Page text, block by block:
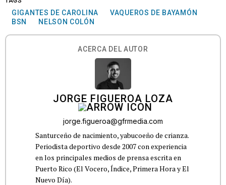
GIGANTES DE CAROLINA
VAQUEROS DE BAYAMÓN
BSN
NELSON COLÓN
ACERCA DEL AUTOR
JORGE FIGUEROA LOZA
jorge.figueroa@gfrmedia.com
Santurceño de nacimiento, yabucoeño de crianza.
Periodista deportivo desde 2007 con experiencia
en los principales medios de prensa escrita en
Puerto Rico (El Vocero, Índice, Primera Hora y El
Nuevo Día).